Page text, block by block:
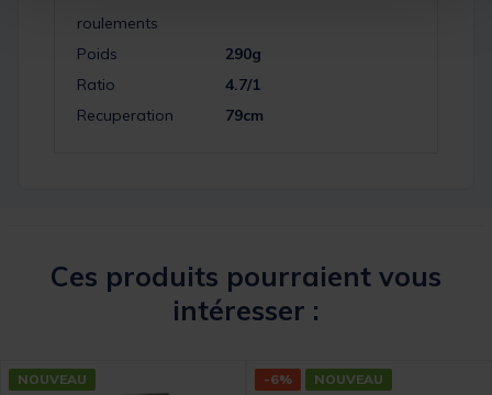
roulements
Poids
290g
Ratio
4.7/1
Recuperation
79cm
Ces produits pourraient vous
intéresser :
NOUVEAU -6% NOUVEAU